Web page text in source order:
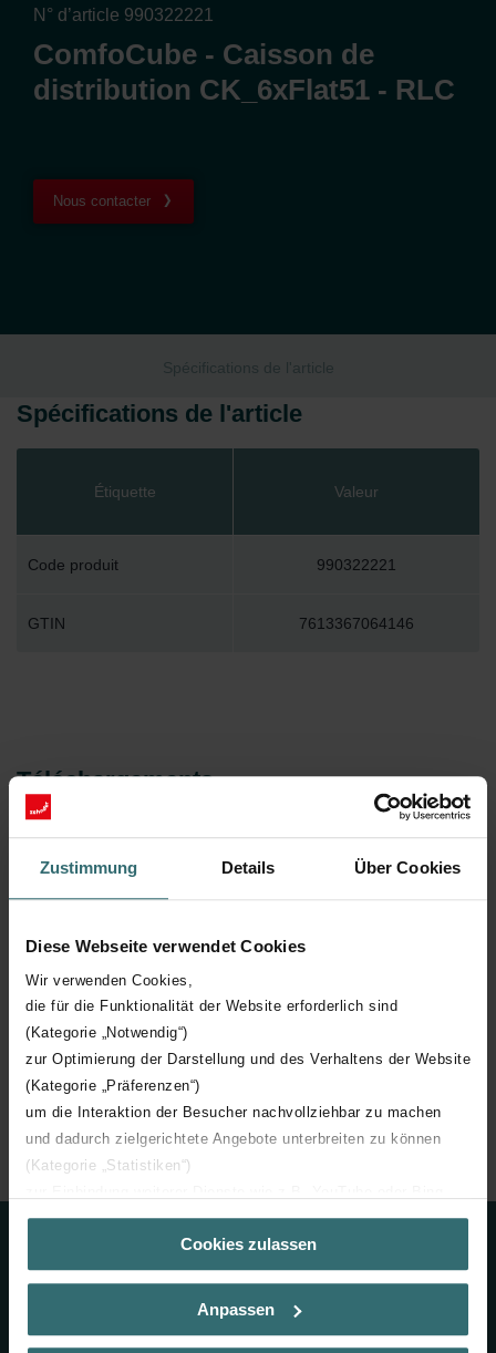
Zustimmung Details Über Cookies
Diese Webseite verwendet Cookies
Wir verwenden Cookies,
die für die Funktionalität der Website erforderlich sind
(Kategorie „Notwendig“)
zur Optimierung der Darstellung und des Verhaltens der Website
(Kategorie „Präferenzen“)
um die Interaktion der Besucher nachvollziehbar zu machen
und dadurch zielgerichtete Angebote unterbreiten zu können
(Kategorie „Statistiken“)
(Kategorie „Marketing“)
Über „Details zeigen“ bzw. die Datenschutzerklärung erhalten
Sie weitere Informationen. Durch die Auswahl der Kategorie
der Auswahl von „Statistiken“ willigen Sie ein, dass wir Ihren
Besuchsverlauf auf unserer Website verwenden, um Ihnen die
Cookies zulassen
Anpassen
N° d’article 990322221
ComfoCube - Caisson de
distribution CK_6xFlat51 - RLC
Nous contacter
Spécifications de l'article
Spécifications de l'article
Étiquette Valeur
Code produit 990322221
GTIN 7613367064146
Téléchargements
loading...
Accueil Ventilation
Système de distribution d'air
ComfoCube - Caisson de distribution CK_6xFlat51 - RLC
+32 (0) 15 28 05 10